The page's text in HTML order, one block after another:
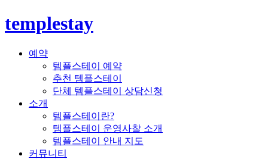
templestay
예약
템플스테이 예약
추천 템플스테이
단체 템플스테이 상담신청
소개
템플스테이란?
템플스테이 운영사찰 소개
템플스테이 안내 지도
커뮤니티